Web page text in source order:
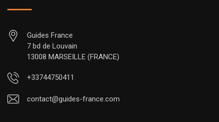
Guides France
7 bd de Louvain
13008 MARSEILLE (FRANCE)
+33744750411
contact@guides-france.com